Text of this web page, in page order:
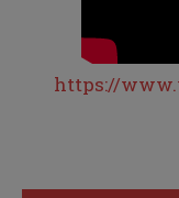
https://